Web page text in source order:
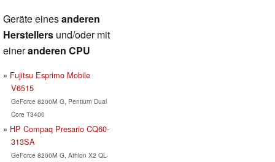
Geräte einesanderen
Herstellers und/oder mit
eineranderen CPU
Fujitsu Esprimo Mobile
V6515
GeForce 8200M G, Pentium Dual
Core T3400
HP Compaq Presario CQ60-
313SA
GeForce 8200M G, Athlon X2 QL-